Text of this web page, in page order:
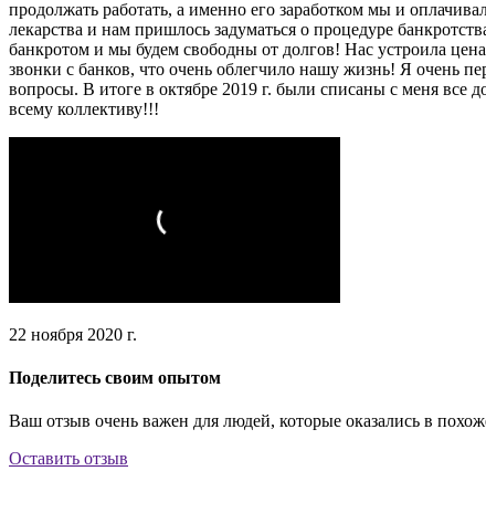
продолжать работать, а именно его заработком мы и
лекарства и нам пришлось задуматься о процедуре
банкротом и мы будем свободны от долгов! Нас устроила
звонки с банков, что очень облегчило нашу жизнь! Я очень
вопросы. В итоге в октябре 2019 г. были списаны с меня
всему коллективу!!!
22 ноября 2020 г.
Поделитесь своим опытом
Ваш отзыв очень важен для людей, которые оказались в
Оставить отзыв